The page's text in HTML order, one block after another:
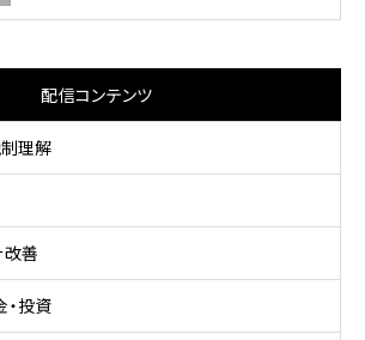
配信コンテンツ
制理解
改善
投資